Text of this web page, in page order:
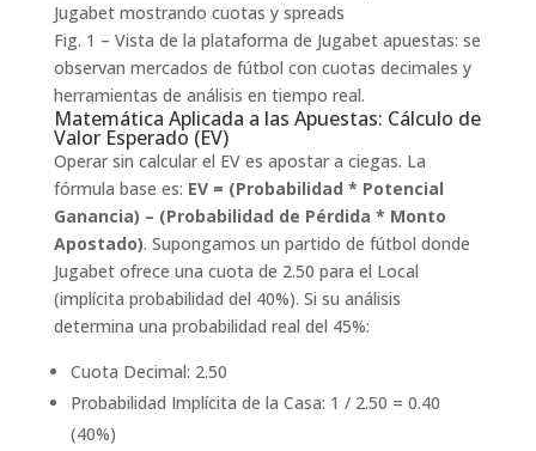
Fig. 1 – Vista de la plataforma de Jugabet apuestas: se
observan mercados de fútbol con cuotas decimales y
herramientas de análisis en tiempo real.
Matemática Aplicada a las Apuestas: Cálculo de
Valor Esperado (EV)
Operar sin calcular el EV es apostar a ciegas. La
fórmula base es: EV = (Probabilidad * Potencial
Ganancia) – (Probabilidad de Pérdida * Monto
Apostado). Supongamos un partido de fútbol donde
Jugabet ofrece una cuota de 2.50 para el Local
(implícita probabilidad del 40%). Si su análisis
determina una probabilidad real del 45%:
Cuota Decimal: 2.50
Probabilidad Implícita de la Casa: 1 / 2.50 = 0.40
(40%)